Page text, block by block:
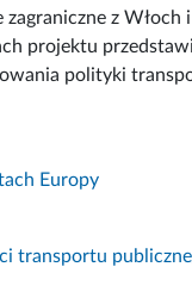
z
projektu
polityki
Europy
transportu